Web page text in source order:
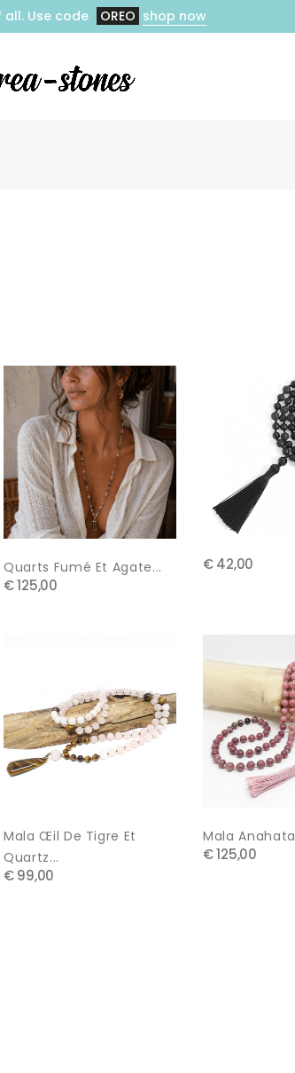
all. Use code OREO shop now
Quarts Fumé Et Agate...
€ 125,00
€ 42,00
Mala Œil De Tigre Et
Quartz...
€ 99,00
Mala Anahata
€ 125,00